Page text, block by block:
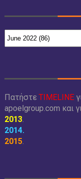
Πατήστε TIMELINE
apoelgroup.com και
2013.
2014.
2015.